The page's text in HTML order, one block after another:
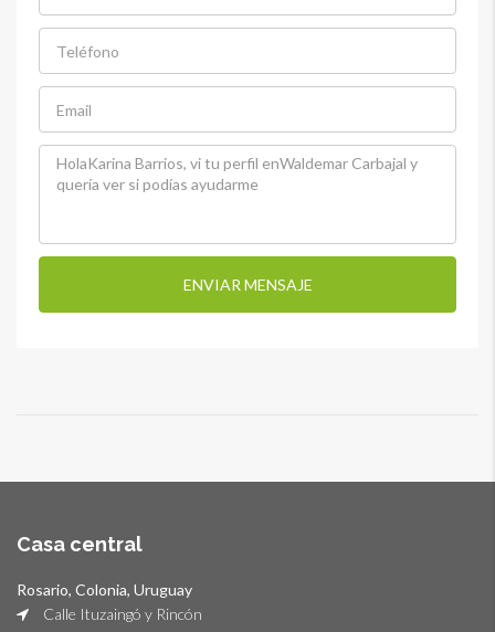
ENVIAR MENSAJE
Casa central
Rosario, Colonia, Uruguay
Calle Ituzaingó y Rincón